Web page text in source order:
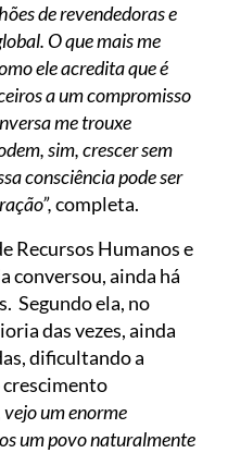
de revendedoras e
O que mais me
ele acredita que é
a um compromisso
me trouxe
sim, crescer sem
consciência pode ser
completa.
Recursos Humanos e
conversou, ainda há
Segundo ela, no
das vezes, ainda
dificultando a
crescimento
um enorme
um povo naturalmente